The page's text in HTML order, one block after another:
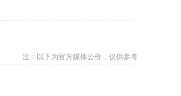
注：以下为官方媒体公价，仅供参考